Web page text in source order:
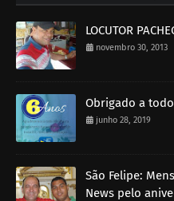
LOCUTOR
novembro 30, 2013
Obrigado a
junho 28, 2019
São Felipe:
News pelo